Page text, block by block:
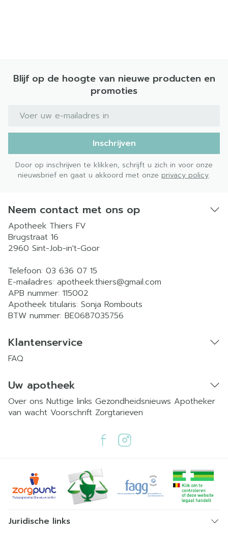
Blijf op de hoogte van nieuwe producten en
promoties
E-mail adres
Inschrijven
Door op inschrijven te klikken, schrijft u zich in voor onze
nieuwsbrief en gaat u akkoord met onze privacy policy.
Neem contact met ons op
Apotheek Thiers FV
Brugstraat 16
2960 Sint-Job-in't-Goor
Telefoon: 03 636 07 15
E-mailadres: apotheek.thiers@gmail.com
APB nummer: 115002
Apotheek titularis: Sonja Rombouts
BTW nummer: BE0687035756
Klantenservice
FAQ
Uw apotheek
Over ons Nuttige links Gezondheidsnieuws Apotheker
van wacht Voorschrift Zorgtarieven
Juridische links